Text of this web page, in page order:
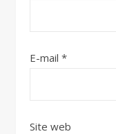
E-mail *
Site web